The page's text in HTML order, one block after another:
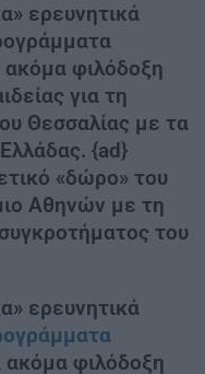
ερευνητικά
ακόμα φιλόδοξη
για τη
Θεσσαλίας με τα
{ad}
«δώρο» του
Αθηνών με τη
του
ερευνητικά
ακόμα φιλόδοξη